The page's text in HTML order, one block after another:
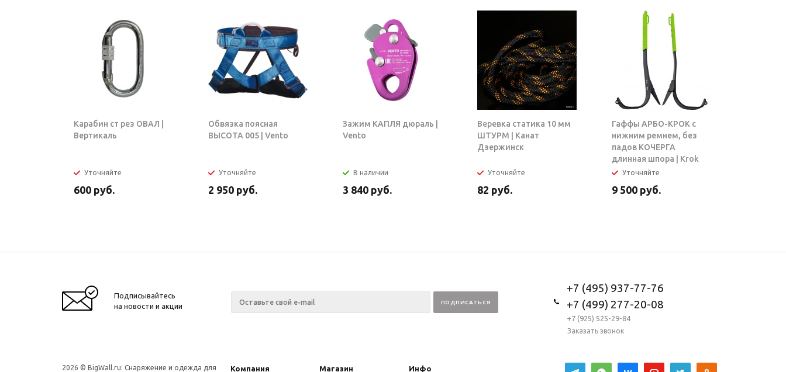
Карабин ст рез ОВАЛ |
Вертикаль
Уточняйте
600 руб.
Обвязка поясная
ВЫСОТА 005 | Vento
Уточняйте
2 950 руб.
Зажим КАПЛЯ дюраль |
Vento
В наличии
3 840 руб.
Веревка статика 10 мм
ШТУРМ | Канат
Дзержинск
Уточняйте
82 руб.
Гаффы АРБО-КРОК с
нижним ремнем, без
падов КОЧЕРГА
длинная шпора | Krok
Уточняйте
9 500 руб.
Подписывайтесь
на новости и акции
+7 (495) 937-77-76
+7 (499) 277-20-08
+7 (925) 525-29-84
Заказать звонок
2026 © BigWall.ru: Снаряжение и одежда для Компания Магазин Инфо